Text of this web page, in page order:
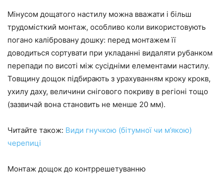
Мінусом дощатого настилу можна вважати і більш
трудомісткий монтаж, особливо коли використовують
погано калібровану дошку: перед монтажем її
доводиться сортувати при укладанні видаляти рубанком
перепади по висоті між сусідніми елементами настилу.
Товщину дощок підбирають з урахуванням кроку крокв,
ухилу даху, величини снігового покриву в регіоні тощо
(зазвичай вона становить не менше 20 мм).
Читайте також: Види гнучкою (бітумної чи м’якою)
черепиці
Монтаж дощок до контррешетуванню